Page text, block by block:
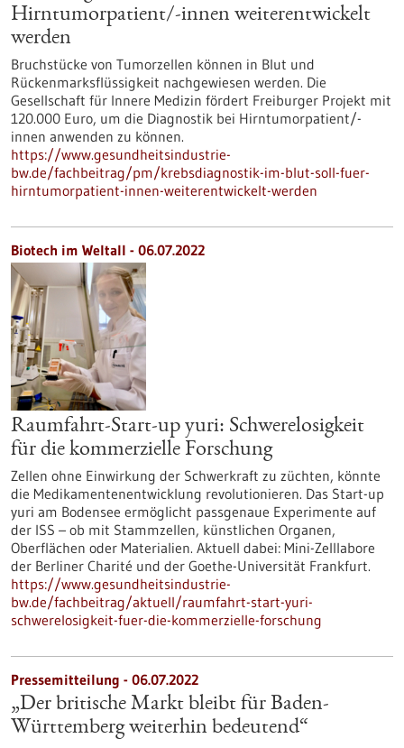
Hirntumorpatient/-innen weiterentwickelt
werden
Bruchstücke von Tumorzellen können in Blut und
Rückenmarksflüssigkeit nachgewiesen werden. Die
Gesellschaft für Innere Medizin fördert Freiburger Projekt mit
120.000 Euro, um die Diagnostik bei Hirntumorpatient/-
innen anwenden zu können.
https://www.gesundheitsindustrie-
bw.de/fachbeitrag/pm/krebsdiagnostik-im-blut-soll-fuer-
hirntumorpatient-innen-weiterentwickelt-werden
Biotech im Weltall - 06.07.2022
Raumfahrt-Start-up yuri: Schwerelosigkeit
für die kommerzielle Forschung
Zellen ohne Einwirkung der Schwerkraft zu züchten, könnte
die Medikamentenentwicklung revolutionieren. Das Start-up
yuri am Bodensee ermöglicht passgenaue Experimente auf
der ISS – ob mit Stammzellen, künstlichen Organen,
Oberflächen oder Materialien. Aktuell dabei: Mini-Zelllabore
der Berliner Charité und der Goethe-Universität Frankfurt.
https://www.gesundheitsindustrie-
bw.de/fachbeitrag/aktuell/raumfahrt-start-yuri-
schwerelosigkeit-fuer-die-kommerzielle-forschung
Pressemitteilung - 06.07.2022
„Der britische Markt bleibt für Baden-
Württemberg weiterhin bedeutend“